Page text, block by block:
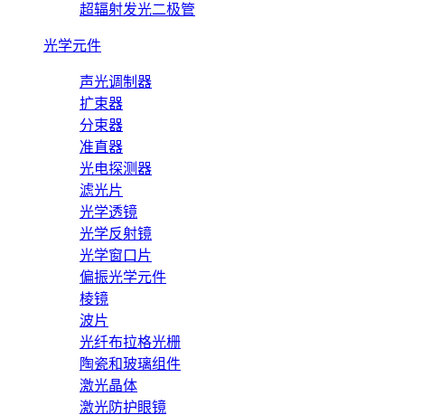
超辐射发光二极管
光学元件
声光调制器
扩束器
分束器
准直器
光电探测器
滤光片
光学透镜
光学反射镜
光学窗口片
偏振光学元件
棱镜
波片
光纤布拉格光栅
陶瓷和玻璃组件
激光晶体
激光防护眼镜